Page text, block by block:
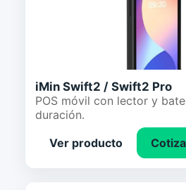
iMin Swift2 / Swift2 Pro
POS móvil con lector y
duración.
Ver producto